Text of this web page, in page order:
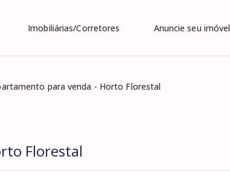
Imobiliárias/Corretores Anuncie seu imóvel
para venda - Horto Florestal
Florestal